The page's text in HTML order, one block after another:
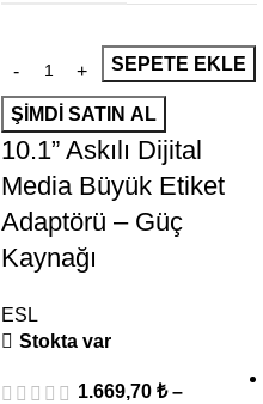
SEPETE EKLE
ŞIMDI SATIN AL
10.1” Askılı Dijital
Media Büyük Etiket
Adaptörü – Güç
Kaynağı
ESL
Stokta var
1.669,70 ₺ –